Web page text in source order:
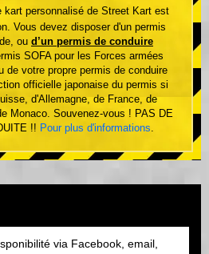
kart personnalisé de Street Kart est
Vous devez disposer d'un permis
ou d’un permis de conduire
SOFA pour les Forces armées
de votre propre permis de conduire
officielle japonaise du permis si
d'Allemagne, de France, de
Monaco. Souvenez-vous ! PAS DE
!! Pour plus d'informations.
via Facebook, email,